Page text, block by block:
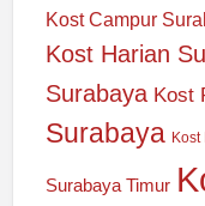
Kost Campur
Kost Harian
Surabaya Kost
Surabaya Kost
Surabaya Timur